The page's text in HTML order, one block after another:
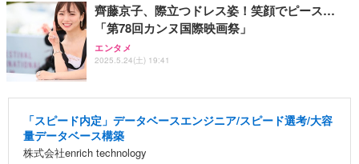
齊藤京子、際立つドレス姿！笑顔でピース…
「第78回カンヌ国際映画祭」
エンタメ
2025.5.24(土) 19:41
「スピード内定」データベースエンジニア/スピード選考/大容
量データベース構築
株式会社enrich technology